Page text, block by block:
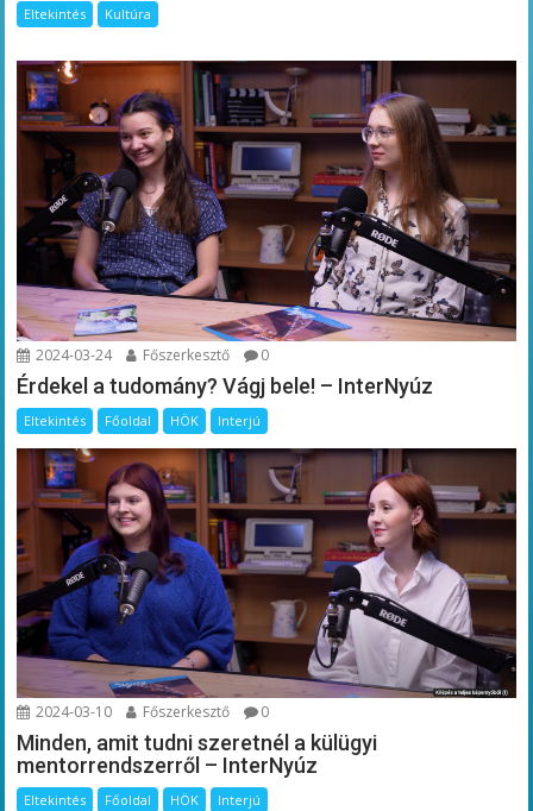
Eltekintés Kultúra
2024-03-24 Főszerkesztő 0
Érdekel a tudomány? Vágj bele! – InterNyúz
Eltekintés Főoldal HÖK Interjú
2024-03-10 Főszerkesztő 0
Minden, amit tudni szeretnél a külügyi
mentorrendszerről – InterNyúz
Eltekintés Főoldal HÖK Interjú